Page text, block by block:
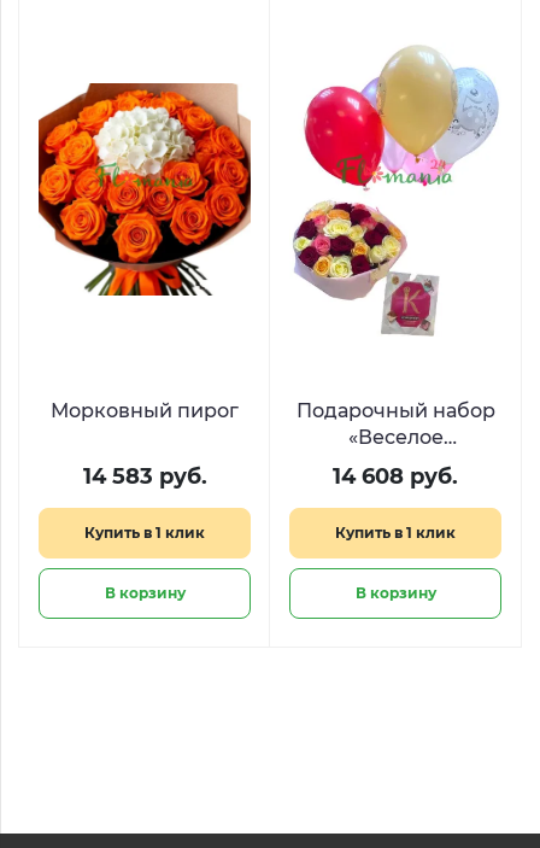
Морковный пирог
14 583 руб.
Купить в 1 клик
В корзину
Подарочный набор
«Веселое
настроение»
14 608 руб.
Купить в 1 клик
В корзину